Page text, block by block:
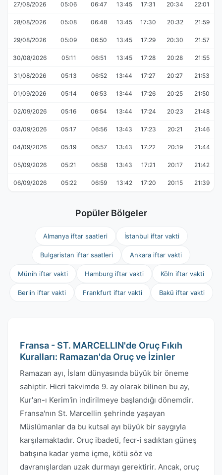
27/08/2026 05:06 06:47 13:45 17:31 20:34 22:01
28/08/2026 05:08 06:48 13:45 17:30 20:32 21:59
29/08/2026 05:09 06:50 13:45 17:29 20:30 21:57
30/08/2026 05:11 06:51 13:45 17:28 20:28 21:55
31/08/2026 05:13 06:52 13:44 17:27 20:27 21:53
01/09/2026 05:14 06:53 13:44 17:26 20:25 21:50
02/09/2026 05:16 06:54 13:44 17:24 20:23 21:48
03/09/2026 05:17 06:56 13:43 17:23 20:21 21:46
04/09/2026 05:19 06:57 13:43 17:22 20:19 21:44
05/09/2026 05:21 06:58 13:43 17:21 20:17 21:42
06/09/2026 05:22 06:59 13:42 17:20 20:15 21:39
Popüler Bölgeler
Almanya iftar saatleri İstanbul iftar vakti
Bulgaristan iftar saatleri Ankara iftar vakti
Münih iftar vakti Hamburg iftar vakti Köln iftar vakti
Berlin iftar vakti Frankfurt iftar vakti Bakü iftar vakti
Fransa - ST. MARCELLIN'de Oruç Fıkıh
Kuralları: Ramazan'da Oruç ve İzinler
Ramazan ayı, İslam dünyasında büyük bir öneme
sahiptir. Hicri takvimde 9. ay olarak bilinen bu ay,
Kur'an-ı Kerim'in indirilmeye başlandığı dönemdir.
Fransa'nın St. Marcellin şehrinde yaşayan
Müslümanlar da bu kutsal ayı büyük bir saygıyla
karşılamaktadır. Oruç ibadeti, fecr-i sadıktan güneş
batışına kadar yeme içme, kötü söz ve
davranışlardan uzak durmayı gerektirir. Ancak, oruç